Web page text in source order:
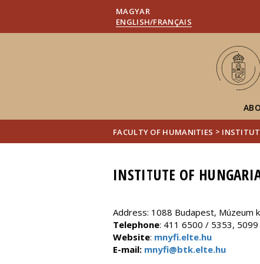
MAGYAR
ENGLISH/FRANÇAIS
FACULTY OF HUMANITIES >
INSTITUTE OF
Address: 1088 Budapest, Múzeum
Telephone: 411 6500 / 5353, 5099
Website: mnyfi.elte.hu
E-mail: mnyfi@btk.elte.hu